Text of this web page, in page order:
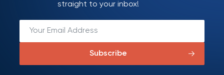
straight to your inbox!
Subscribe